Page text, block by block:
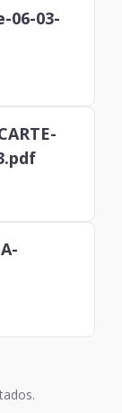
06-03-